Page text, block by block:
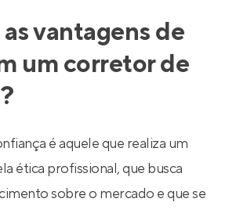
vantagens de
um corretor de
é aquele que realiza um
ética profissional, que busca
sobre o mercado e que se